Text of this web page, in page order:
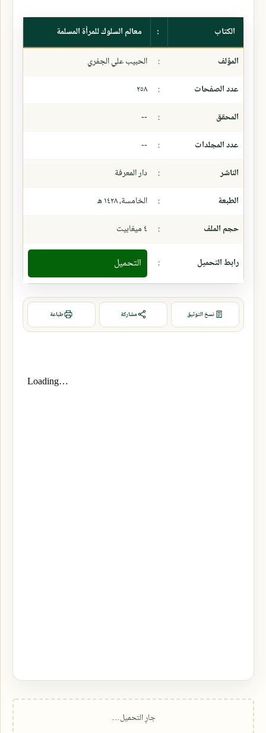
الكتاب :
معالم السلوك للمرأة المسلمة
المؤلف
:
الحبيب علي الجفري
عدد الصفحات
:
٢٥٨
المحقق
:
--
عدد المجلدات
:
--
الناشر
:
دار المعرفة
الطبعة
:
الخامسة، ١٤٢٨ ھ
حجم الملف
: ٤ ميغابيت
رابط التحميل : التحميل
نسخ التوثيق مشاركة طباعة